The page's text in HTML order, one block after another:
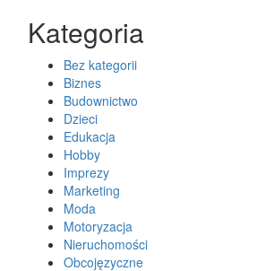
Kategoria
Bez kategorii
Biznes
Budownictwo
Dzieci
Edukacja
Hobby
Imprezy
Marketing
Moda
Motoryzacja
Nieruchomości
Obcojęzyczne